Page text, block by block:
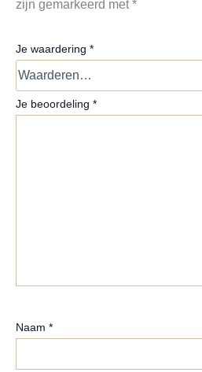
zijn gemarkeerd met*
Je waardering *
Je beoordeling *
Naam *